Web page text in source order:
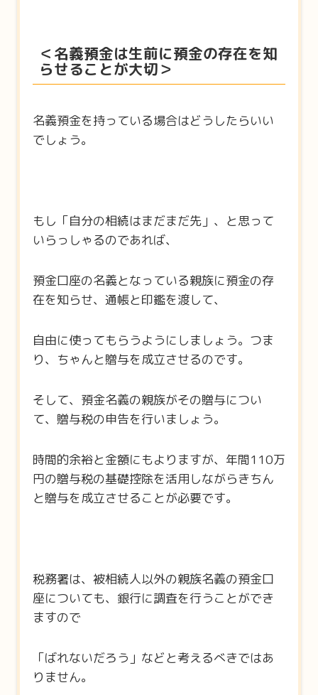
＜名義預金は生前に預金の存在を知
らせることが大切＞
名義預金を持っている場合はどうしたらいい
でしょう。
もし「自分の相続はまだまだ先」、と思って
いらっしゃるのであれば、
預金口座の名義となっている親族に預金の存
在を知らせ、通帳と印鑑を渡して、
自由に使ってもらうようにしましょう。つま
り、ちゃんと贈与を成立させるのです。
そして、預金名義の親族がその贈与につい
て、贈与税の申告を行いましょう。
時間的余裕と金額にもよりますが、年間110万
円の贈与税の基礎控除を活用しながらきちん
と贈与を成立させることが必要です。
税務署は、被相続人以外の親族名義の預金口
座についても、銀行に調査を行うことができ
ますので
「ばれないだろう」などと考えるべきではあ
りません。